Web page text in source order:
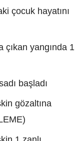
çocuk hayatını
çıkan yangında 1
başladı
gözaltına